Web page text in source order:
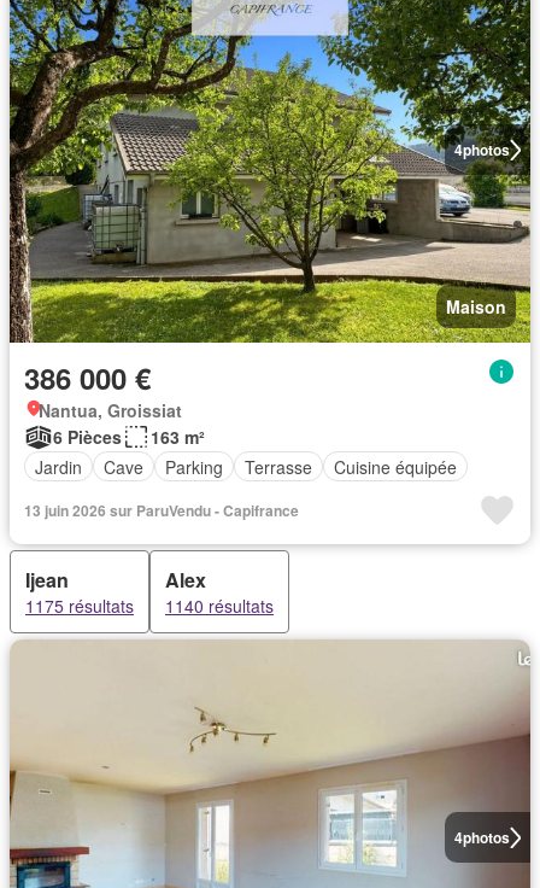
4photos
Maison
386 000 €
Nantua, Groissiat
6 Pièces
163 m²
Jardin
Cave Parking Terrasse Cuisine équipée
13 juin 2026 sur ParuVendu - Capifrance
Ijean
1175 résultats
Alex
1140 résultats
4photos